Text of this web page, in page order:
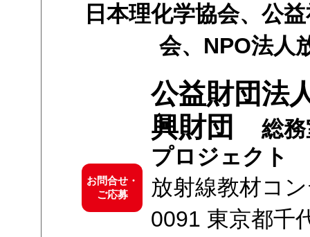
日本理化学協会、公
会、NPO法人
お問合せ・
ご応募
公益財団法
興財団
総
プロジェクト
放射線教材コ
0091 東京都千